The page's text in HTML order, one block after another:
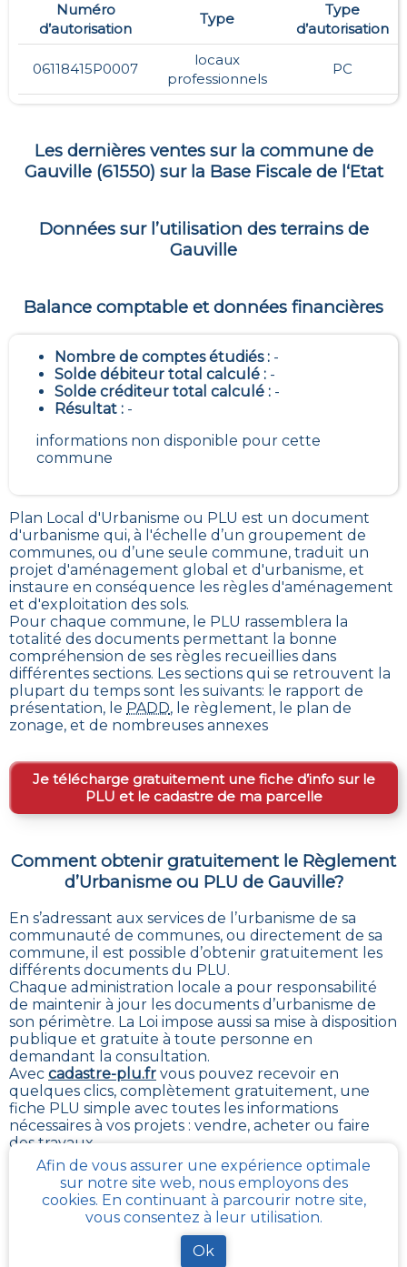
Numéro
d’autorisation
Type
Type
d’autorisation
06118415P0007
locaux
professionnels
PC
Les dernières ventes sur la commune de
Gauville(61550) sur la Base Fiscale de l‘Etat
Données sur l’utilisation des terrains de
Gauville
Balance comptable et données financières
Nombre de comptes étudiés : -
Solde débiteur total calculé : -
Solde créditeur total calculé : -
Résultat : -
informations non disponible pour cette
commune
Plan Local d'Urbanisme ou PLU est un document
d'urbanisme qui, à l'échelle d’un groupement de
communes, ou d’une seule commune, traduit un
projet d'aménagement global et d'urbanisme, et
instaure en conséquence les règles d'aménagement
et d'exploitation des sols.
Pour chaque commune, le PLU rassemblera la
totalité des documents permettant la bonne
compréhension de ses règles recueillies dans
différentes sections. Les sections qui se retrouvent la
plupart du temps sont les suivants: le rapport de
présentation, le PADD, le règlement, le plan de
zonage, et de nombreuses annexes
Je télécharge gratuitement une fiche d’info sur le
PLU et le cadastre de ma parcelle
Comment obtenir gratuitement le Règlement
d’Urbanisme ou PLU de Gauville?
En s’adressant aux services de l’urbanisme de sa
communauté de communes, ou directement de sa
commune, il est possible d’obtenir gratuitement les
différents documents du PLU.
Chaque administration locale a pour responsabilité
de maintenir à jour les documents d’urbanisme de
son périmètre. La Loi impose aussi sa mise à disposition
publique et gratuite à toute personne en
demandant la consultation.
Avec cadastre-plu.fr vous pouvez recevoir en
quelques clics, complètement gratuitement, une
fiche PLU simple avec toutes les informations
nécessaires à vos projets : vendre, acheter ou faire
des travaux
La plateformeUrbaneasepropose un accès interactif
simplifié à tous les règlements d’urbanisme en
France mais réservé uniquement aux professionnels
du secteur immobilier
Ce que contient la fiche synthétique PLU, pour la
Afin de vous assurer une expérience optimale
sur notre site web, nous employons des
cookies. En continuant à parcourir notre site,
vous consentez à leur utilisation.
Ok